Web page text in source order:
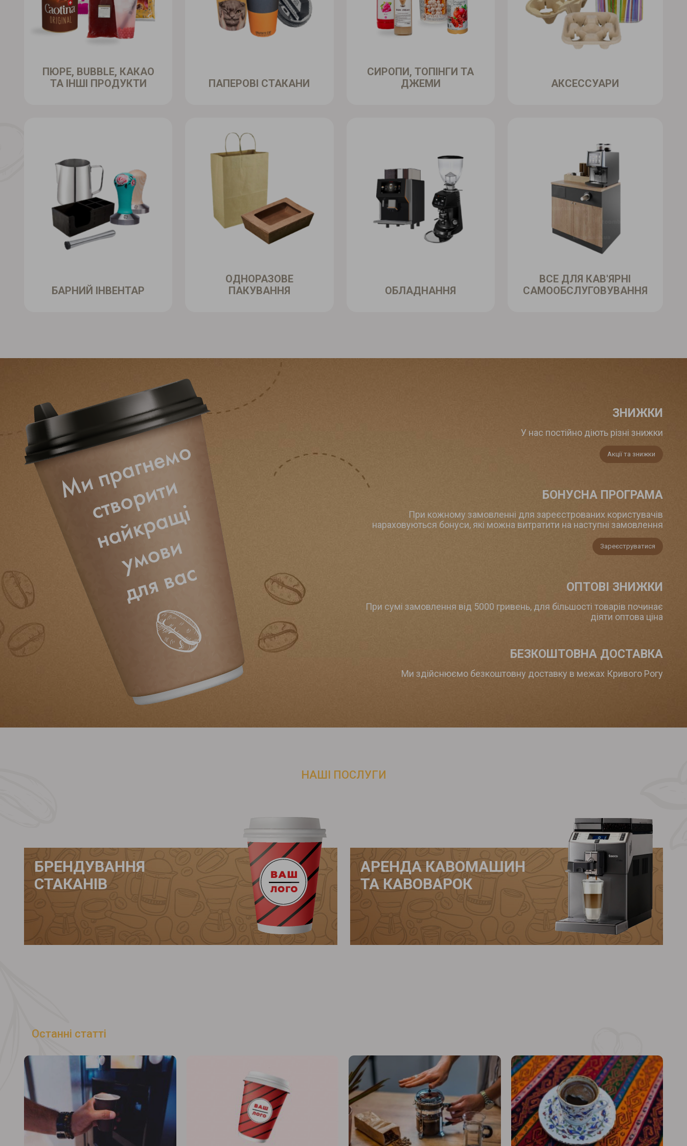
ПЮРЕ, BUBBLE, КАКАО
ТА ІНШІ ПРОДУКТИ
ПАПЕРОВІ СТАКАНИ
СИРОПИ, ТОПІНГИ ТА
ДЖЕМИ
АКСЕССУАРИ
БАРНИЙ ІНВЕНТАР
ОДНОРАЗОВЕ
ПАКУВАННЯ
ОБЛАДНАННЯ
ВСЕ ДЛЯ КАВ'ЯРНІ
САМООБСЛУГОВУВАННЯ
ЗНИЖКИ
У нас постійно діють різні знижки
Акції та знижки
БОНУСНА ПРОГРАМА
При кожному замовленні для зареєстрованих користувачів
нараховуються бонуси, які можна витратити на наступні замовлення
Зареєструватися
ОПТОВІ ЗНИЖКИ
При сумі замовлення від 5000 гривень, для більшості товарів починає
діяти оптова ціна
БЕЗКОШТОВНА ДОСТАВКА
Ми здійснюємо безкоштовну доставку в межах Кривого Рогу
НАШІ ПОСЛУГИ
БРЕНДУВАННЯ
СТАКАНІВ
АРЕНДА КАВОМАШИН
ТА КАВОВАРОК
Останні статті